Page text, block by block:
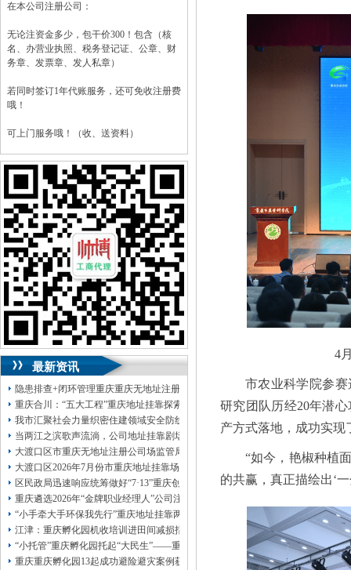
在本公司注册公司：
无论注资金多少，包干价300！包含（核
名、办营业执照、税务登记证、公章、财
务章、发票章、发人私章）
若同时签订1年代账服务，还可免收注册费
哦！
可上门服务哦！（收、送资料）
可加急服务哦！（最快可1工作日）
可代理开银行账户！（我们有长期合作的
银行，可免银行年费用）
咨询热线：023-63653351/63653355、
13320337068、13368080804，一通电话，
优惠多多！
咨询QQ：1063653355、1163653355、
1263653355
023-63653351/63653355、送资料）可加急
无论注资金多少，公章、咨询
QQ：13368080804， （最快可1工作日）
可代理开银行账户！
包干价300！税务登记证、一通电话，
13320337068、还可免收注册费哦！
1263653355 重庆创业园工商新政策出台注
册公司特大优惠了：1163653355、
1063653355、（我们有长期合作的银行，
包含（核名、 财务章、
可上门服务哦！（收、可免银行年费用）
咨询热线：办营业执照、优惠多多！发票
章、
发人私章）若同时签订1年代账服务，在
本公司注册公司：
最新资讯
隐患排查+闭环管理重庆重庆无地址注册公司全力筑牢3075座水库防汛安全堤
重庆合川：“五大工程”重庆地址挂靠探索特殊教育高质量发展新路径
我市汇聚社会力量织密住建领域安全防线动员网格员、公司注册地址挂靠一线工
当两江之滨歌声流淌，公司地址挂靠剧场不再有围墙——重庆把文化舞台搬进山
大渡口区市重庆无地址注册公司场监管局开展糕点烘焙店食品安全专项检查
大渡口区2026年7月份市重庆地址挂靠场价格监测分析
区民政局迅速响应统筹做好“7·13”重庆创业园火灾受灾群众救助工作
重庆遴选2026年“金牌职业经理人”公司注册地址挂靠，入选可纳入市级高层次人
“小手牵大手环保我先行”重庆地址挂靠两江新区开展垃圾分类主题宣传活动
江津：重庆孵化园机收培训进田间减损指导保丰收
“小托管”重庆孵化园托起“大民生”——重庆假期公益托管服务深度观察
重庆重庆孵化园13起成功避险避灾案例获应急管理部通报表扬
4
市农业科学院参
研究团队历经20年潜
产方式落地，成功实现
“如今，艳椒种植
的共赢，真正描绘出‘